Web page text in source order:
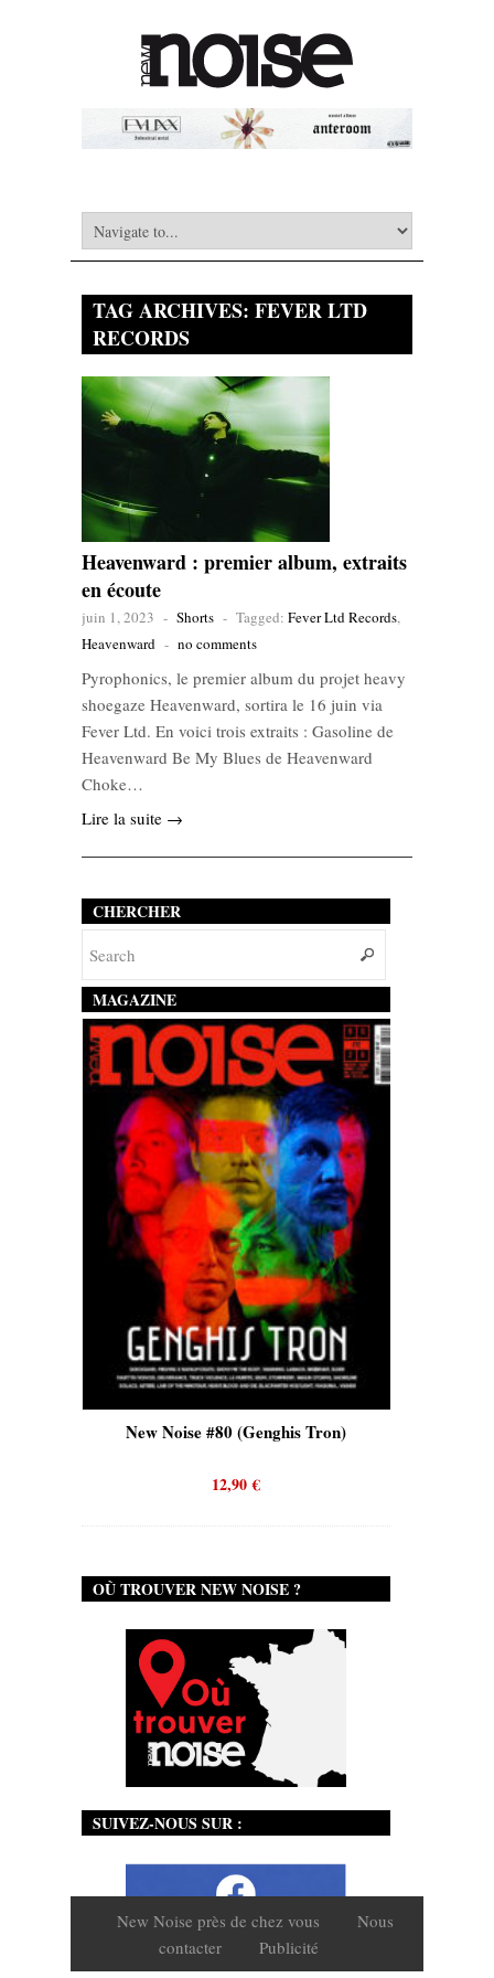
TAG ARCHIVES: FEVER LTD
RECORDS
Heavenward : premier album, extraits
en écoute
juin 1, 2023 - Shorts - Tagged: Fever Ltd Records,
Heavenward - no comments
Pyrophonics, le premier album du projet heavy
shoegaze Heavenward, sortira le 16 juin via
Fever Ltd. En voici trois extraits : Gasoline de
Heavenward Be My Blues de Heavenward
Choke…
Lire la suite →
CHERCHER
MAGAZINE
New Noise #80 (Genghis Tron)
12,90€
OÙ TROUVER NEW NOISE ?
SUIVEZ-NOUS SUR :
New Noise près de chez vous
Nous
contacter
Publicité